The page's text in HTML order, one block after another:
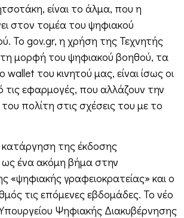
είναι το άλμα, που η
στον τομέα του ψηφιακού
Το gov.gr, η χρήση της Τεχνητής
μορφή του ψηφιακού βοηθού, τα
του κινητού μας, είναι ίσως οι
εφαρμογές, που αλλάζουν την
πολίτη στις σχέσεις του με το
κατάργηση της έκδοσης
ως ένα ακόμη βήμα στην
«ψηφιακής γραφειοκρατείας» και ο
τις επόμενες εβδομάδες. Το νέο
Ψηφιακής Διακυβέρνησης